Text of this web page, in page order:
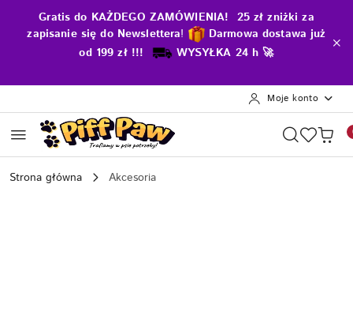
Przejdź do treści głównej
Przejdź do wyszukiwarki
Przejdź do moje konto
Przejdź do menu głównego
Przejdź do opisu produktu
Przejdź do stopki
Gratis do KAŻDEGO ZAMÓWIENIA! 25 zł zniżki za
zapisanie się do Newslettera! Darmowa dostawa już
od 199 zł !!!
WYSYŁKA 24 h 🚀
Moje konto
Strona główna Akcesoria